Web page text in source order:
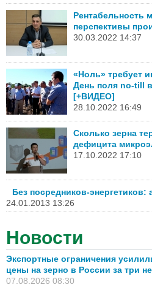
Рентабельность
перспективы
30.03.2022 14:37
«Ноль» требует
День поля no-till
[+ВИДЕО]
28.10.2022 16:49
Сколько зерна
дефицита
17.10.2022 17:10
Без посредников-
24.01.2013 13:26
Новости
Экспортные ограничения
цены на зерно в России за три
07.08.2026 08:30